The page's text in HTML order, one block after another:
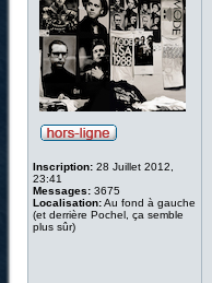
Inscription: 28 Juillet 2012,
23:41
Messages: 3675
Localisation:Au fond à gauche
(et derrière Pochel, ça semble
plus sûr)